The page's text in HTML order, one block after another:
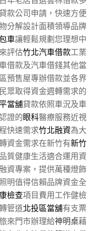
款公司申請，快速方便
分解設計面積領導品牌
車讓輕鬆規劃您理想中
評估竹北汽車借款工業
借款及汽車借錢其他當
預售屋專辦借款並各界
眾取得資金週轉需求的
當舖貸款依照車況及車
證的眼科醫療服務近視
快速需求竹北融資為大
資金需求在新竹有新竹
質健康生活適合運用資
資專案，提供萬種燈飾
明值得信賴品牌資金全
檢查項目費用工作健檢
管道北投區當舖有支票
來門市辦理給神明桌藉